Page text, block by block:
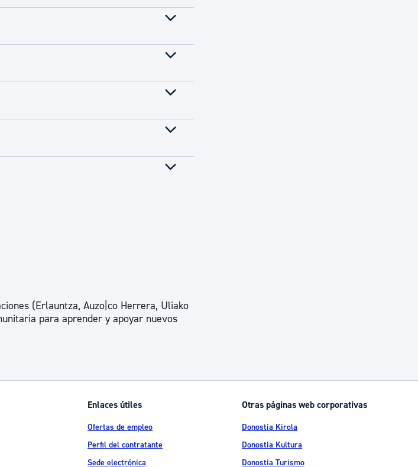
(Erlauntza, Auzo|co Herrera, Uliako
para aprender y apoyar nuevos
Enlaces útiles
Ofertas de empleo
Perfil del contratante
Sede electrónica
Otras páginas web corporativas
Donostia Kirola
Donostia Kultura
Donostia Turismo